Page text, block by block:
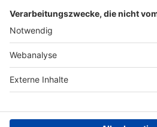
Nutzungsbedingungen Datenschutz